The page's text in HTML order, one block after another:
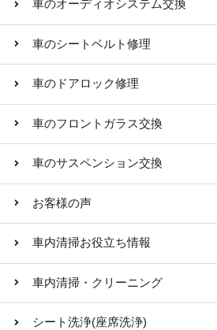
車のオーディオシステム交換
車のシートベルト修理
車のドアロック修理
車のフロントガラス交換
車のサスペンション交換
お客様の声
車内清掃お役立ち情報
車内清掃・クリーニング
シート洗浄(座席洗浄)